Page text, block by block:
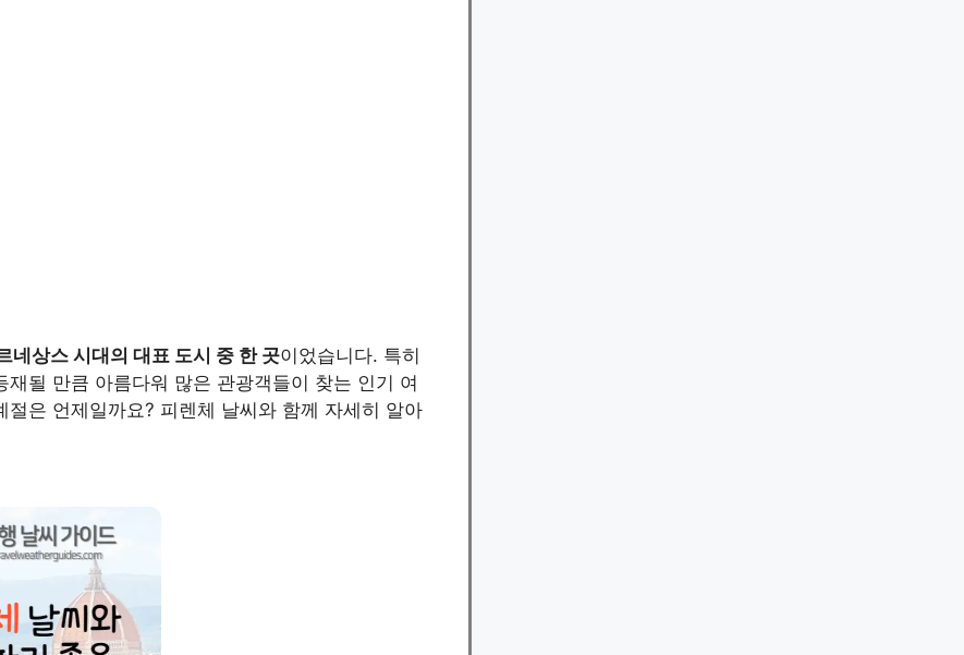
네상스 시대의 대표 도시 중 한 곳이었습니다. 특히
될 만큼 아름다워 많은 관광객들이 찾는 인기 여
은 언제일까요? 피렌체 날씨와 함께 자세히 알아